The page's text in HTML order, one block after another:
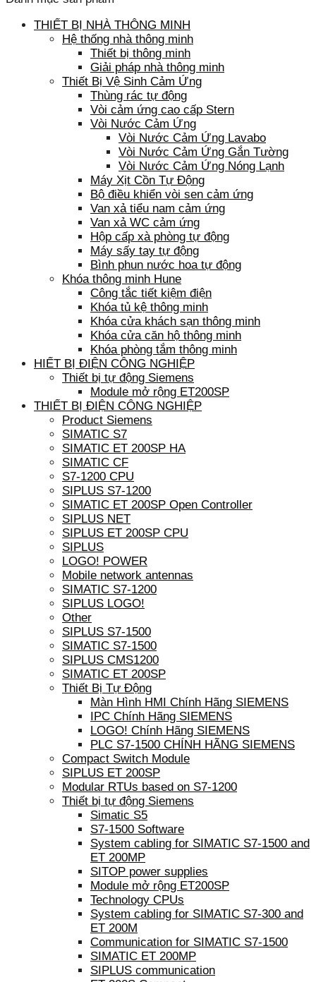
THIẾT BỊ NHÀ THÔNG MINH
Hệ thống nhà thông minh
Thiết bị thông minh
Giải pháp nhà thông minh
Thiết Bị Vệ Sinh Cảm Ứng
Thùng rác tự động
Vòi cảm ứng cao cấp Stern
Vòi Nước Cảm Ứng
Vòi Nước Cảm Ứng Lavabo
Vòi Nước Cảm Ứng Gắn Tường
Vòi Nước Cảm Ứng Nóng Lạnh
Máy Xịt Cồn Tự Động
Bộ điều khiển vòi sen cảm ứng
Van xả tiểu nam cảm ứng
Van xả WC cảm ứng
Hộp cấp xà phòng tự động
Máy sấy tay tự động
Bình phun nước hoa tự động
Khóa thông minh Hune
Công tắc tiết kiệm điện
Khóa tủ kệ thông minh
Khóa cửa khách sạn thông minh
Khóa cửa căn hộ thông minh
Khóa phòng tắm thông minh
HIẾT BỊ ĐIỆN CÔNG NGHIỆP
Thiết bị tự động Siemens
Module mở rộng ET200SP
THIẾT BỊ ĐIỆN CÔNG NGHIỆP
Product Siemens
SIMATIC S7
SIMATIC ET 200SP HA
SIMATIC CF
S7-1200 CPU
SIPLUS S7-1200
SIMATIC ET 200SP Open Controller
SIPLUS NET
SIPLUS ET 200SP CPU
SIPLUS
LOGO! POWER
Mobile network antennas
SIMATIC S7-1200
SIPLUS LOGO!
Other
SIPLUS S7-1500
SIMATIC S7-1500
SIPLUS CMS1200
SIMATIC ET 200SP
Thiết Bị Tự Động
Màn Hình HMI Chính Hãng SIEMENS
IPC Chính Hãng SIEMENS
LOGO! Chính Hãng SIEMENS
PLC S7-1500 CHÍNH HÃNG SIEMENS
Compact Switch Module
SIPLUS ET 200SP
Modular RTUs based on S7-1200
Thiết bị tự động Siemens
Simatic S5
S7-1500 Software
System cabling for SIMATIC S7-1500 and
ET 200MP
SITOP power supplies
Module mở rộng ET200SP
Technology CPUs
System cabling for SIMATIC S7-300 and
ET 200M
Communication for SIMATIC S7-1500
SIMATIC ET 200MP
SIPLUS communication